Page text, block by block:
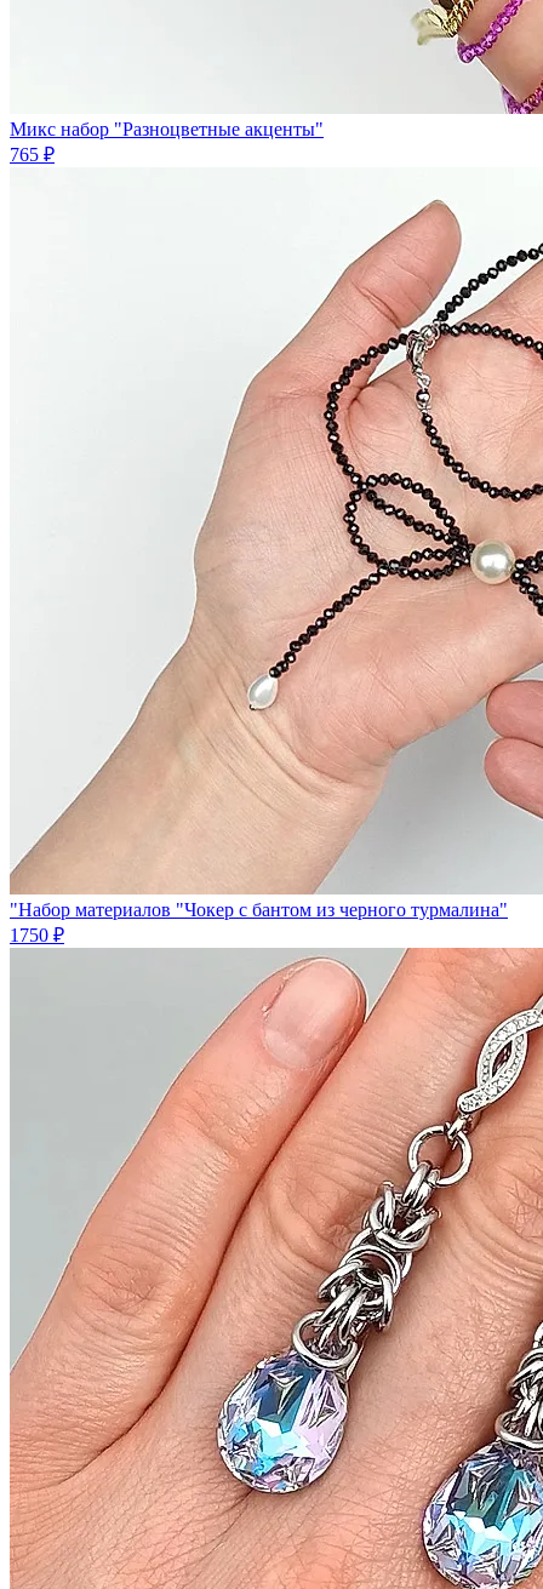
Микс набор "Разноцветные акценты"
765 ₽
"Набор материалов "Чокер с бантом из черного турмалина"
1750 ₽